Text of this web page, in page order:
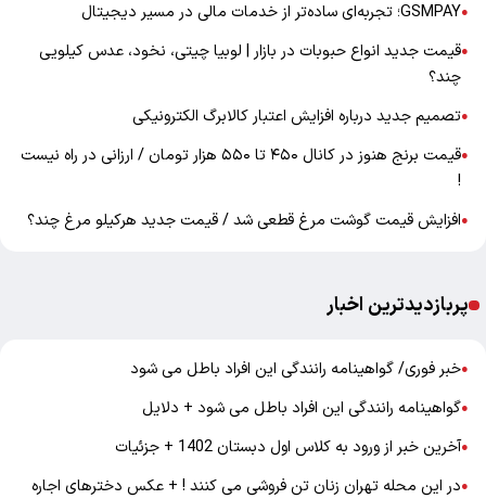
●GSMPAY؛ تجربه‌ای ساده‌تر از خدمات مالی در مسیر دیجیتال
●قیمت جدید انواع حبوبات در بازار | لوبیا چیتی، نخود، عدس کیلویی
چند؟
●تصمیم جدید درباره افزایش اعتبار کالابرگ الکترونیکی
●
قیمت برنج هنوز در کانال ۴۵۰ تا ۵۵۰ هزار تومان / ارزانی در راه نیست
!
●افزایش قیمت گوشت مرغ قطعی شد / قیمت جدید هرکیلو مرغ چند؟
پربازدیدترین اخبار
●خبر فوری/ گواهینامه رانندگی این افراد باطل می شود
●گواهینامه رانندگی این افراد باطل می شود + دلایل
●آخرین خبر از ورود به کلاس اول دبستان 1402 + جزئیات
●در این محله تهران زنان تن فروشی می کنند ! + عکس دخترهای اجاره